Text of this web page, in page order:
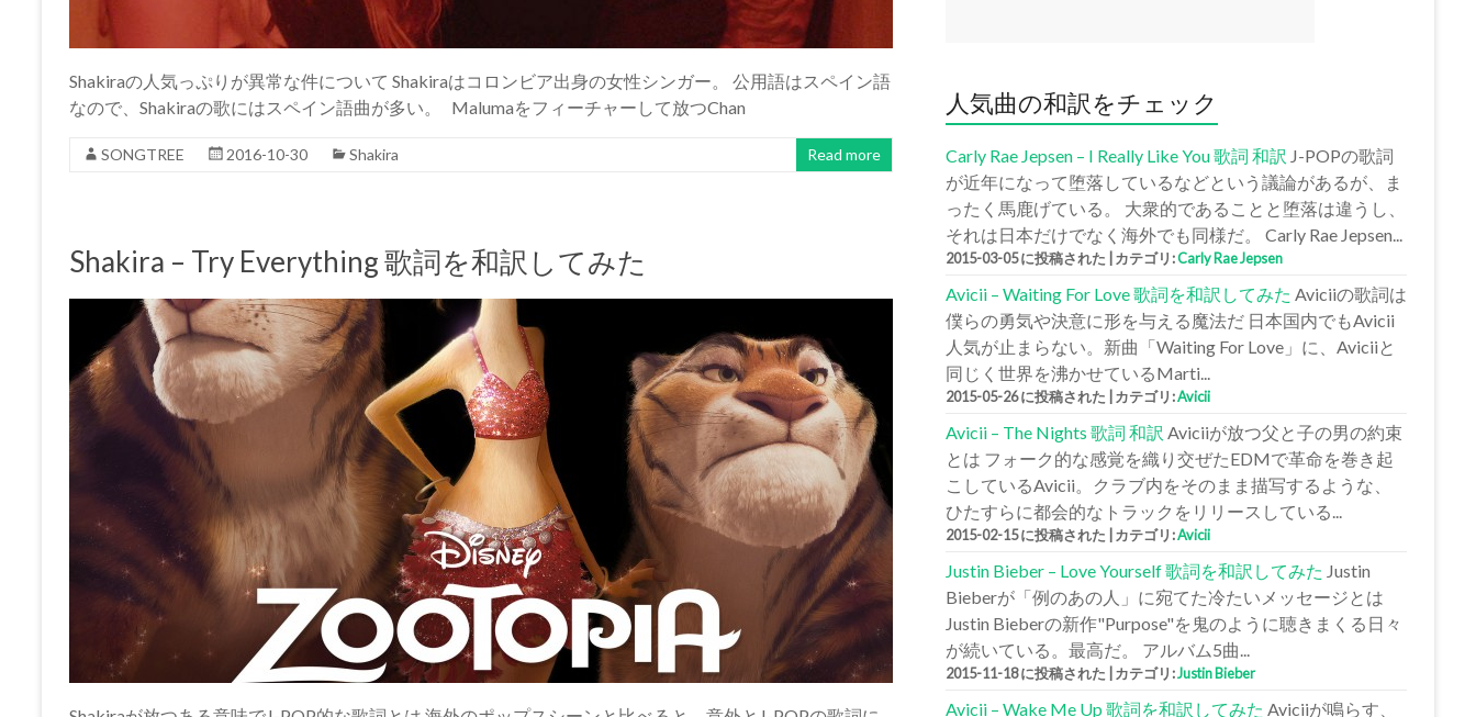
Shakiraの人気っぷりが異常な件について Shakiraはコロンビア出身の女性シンガー。 公用語はスペイン語
なので、Shakiraの歌にはスペイン語曲が多い。 Malumaをフィーチャーして放つChan
SONGTREE 2016-10-30 Shakira Read more
Shakira – Try Everything 歌詞を和訳してみた
人気曲の和訳をチェック
Carly Rae Jepsen – I Really Like You 歌詞 和訳 J-POPの歌詞
が近年になって堕落しているなどという議論があるが、ま
ったく馬鹿げている。 大衆的であることと堕落は違うし、
それは日本だけでなく海外でも同様だ。 Carly Rae Jepsen...
2015-03-05 に投稿された カテゴリ:Carly Rae Jepsen
Avicii – Waiting For Love 歌詞を和訳してみた Aviciiの歌詞は
僕らの勇気や決意に形を与える魔法だ 日本国内でもAvicii
人気が止まらない。新曲「Waiting For Love」に、Aviciiと
同じく世界を沸かせているMarti...
2015-05-26 に投稿された カテゴリ:Avicii
Avicii – The Nights 歌詞 和訳 Aviciiが放つ父と子の男の約束
とは フォーク的な感覚を織り交ぜたEDMで革命を巻き起
こしているAvicii。クラブ内をそのまま描写するような、
ひたすらに都会的なトラックをリリースしている...
2015-02-15 に投稿された カテゴリ:Avicii
Justin Bieber – Love Yourself 歌詞を和訳してみた Justin
Bieberが「例のあの人」に宛てた冷たいメッセージとは
Justin Bieberの新作"Purpose"を鬼のように聴きまくる日々
が続いている。最高だ。 アルバム5曲...
2015-11-18 に投稿された カテゴリ:Justin Bieber
Avicii – Wake Me Up 歌詞を和訳してみた Aviciiが鳴らす、